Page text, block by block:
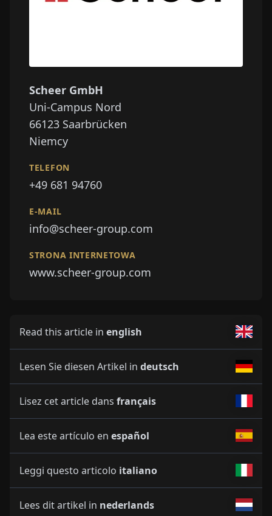
Scheer GmbH
Uni-Campus Nord
66123 Saarbrücken
Niemcy
TELEFON
+49 681 94760
E-MAIL
info@scheer-group.com
STRONA INTERNETOWA
www.scheer-group.com
Read this article in english
Lesen Sie diesen Artikel in deutsch
Lisez cet article dans français
Lea este artículo en español
Leggi questo articolo italiano
Lees dit artikel in nederlands